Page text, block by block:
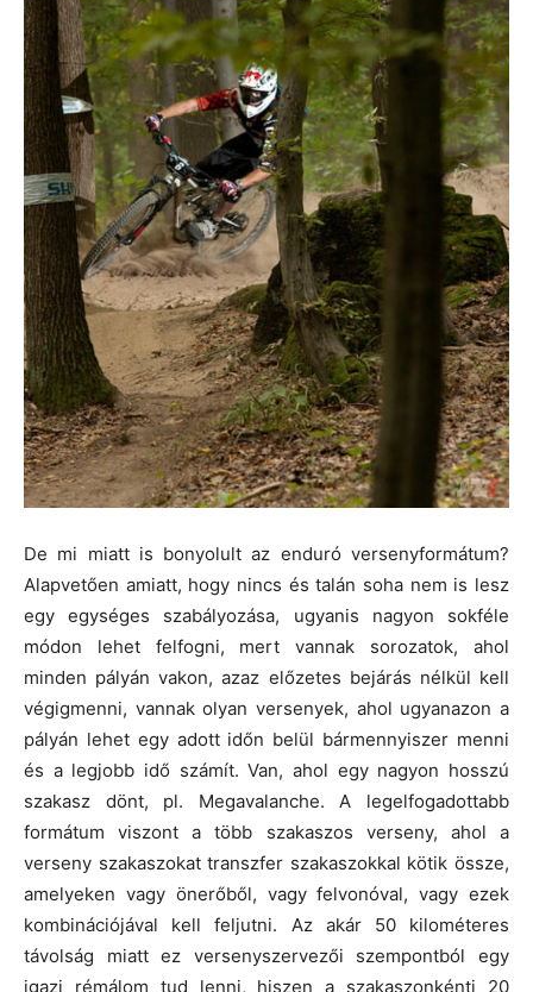
De mi miatt is bonyolult az enduró versenyformátum?
Alapvetően amiatt, hogy nincs és talán soha nem is lesz
egy egységes szabályozása, ugyanis nagyon sokféle
módon lehet felfogni, mert vannak sorozatok, ahol
minden pályán vakon, azaz előzetes bejárás nélkül kell
végigmenni, vannak olyan versenyek, ahol ugyanazon a
pályán lehet egy adott időn belül bármennyiszer menni
és a legjobb idő számít. Van, ahol egy nagyon hosszú
szakasz dönt, pl. Megavalanche. A legelfogadottabb
formátum viszont a több szakaszos verseny, ahol a
verseny szakaszokat transzfer szakaszokkal kötik össze,
amelyeken vagy önerőből, vagy felvonóval, vagy ezek
kombinációjával kell feljutni. Az akár 50 kilométeres
távolság miatt ez versenyszervezői szempontból egy
igazi rémálom tud lenni, hiszen a szakaszonkénti 20